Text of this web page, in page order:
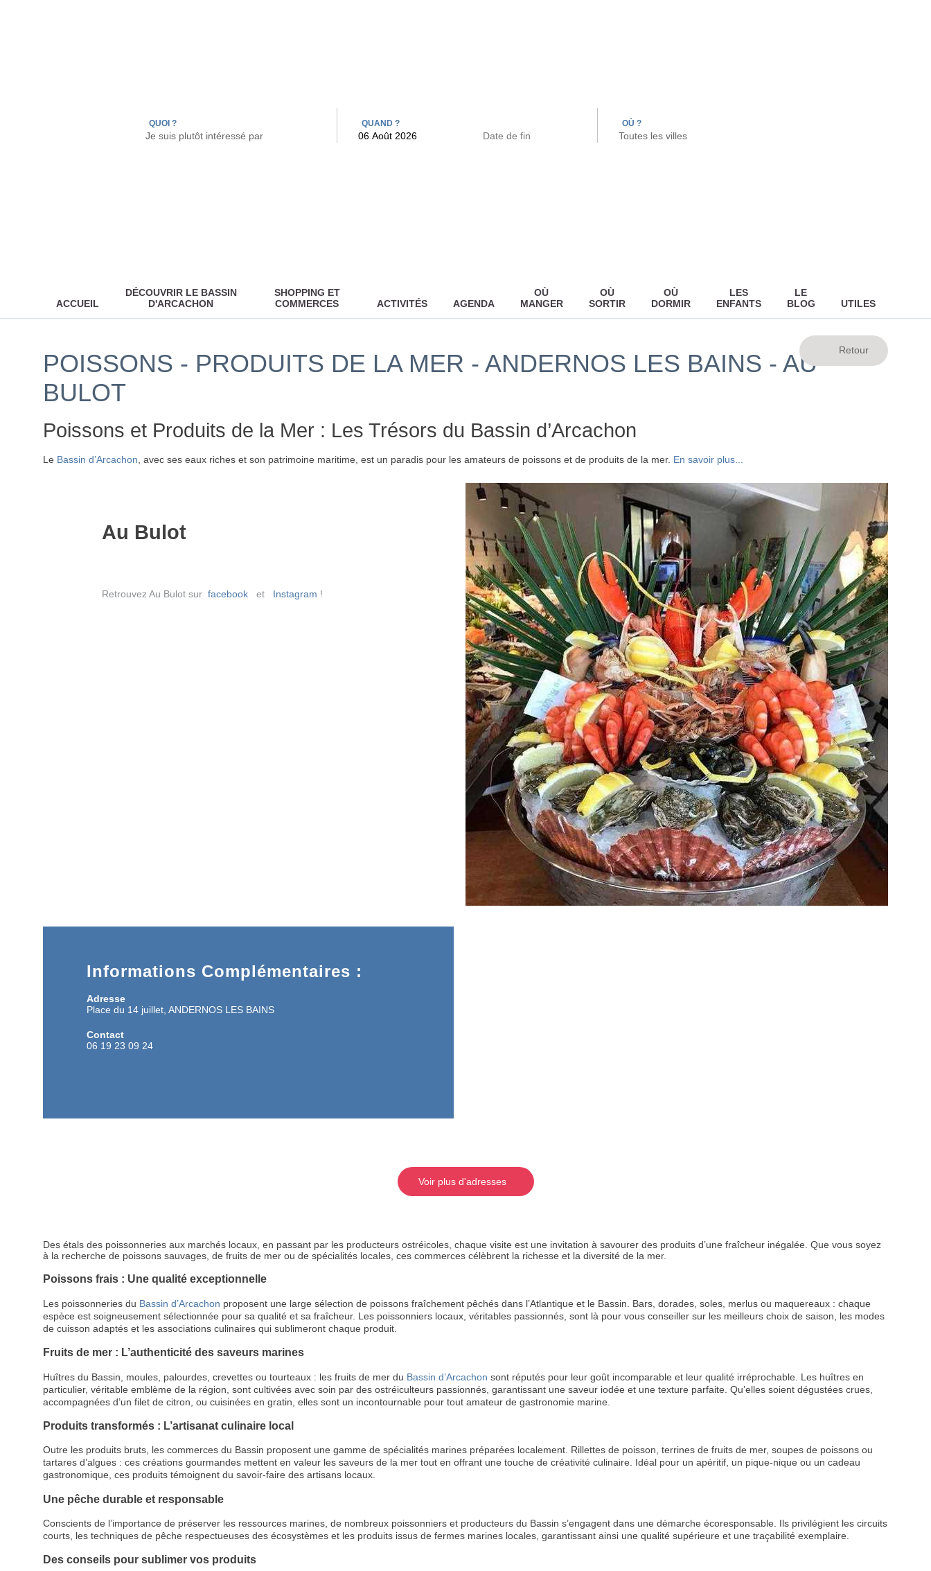
LES
BONS PLANS
QUOI ? QUAND ? OÙ ?
ACCUEIL
DÉCOUVRIR LE BASSIN
D'ARCACHON
SHOPPING ET
COMMERCES
ACTIVITÉS AGENDA
OÙ
MANGER
OÙ
SORTIR
OÙ
DORMIR
LES
ENFANTS
LE
BLOG
UTILES
POISSONS - PRODUITS DE LA MER - ANDERNOS LES BAINS - AU
BULOT
Poissons et Produits de la Mer : Les Trésors du Bassin d’Arcachon
Le Bassin d’Arcachon , avec ses eaux riches et son patrimoine maritime, est un paradis pour les amateurs de poissons et de produits de la mer. En savoir plus...
Au Bulot
Retrouvez Au Bulot sur facebook et Instagram !
Informations Complémentaires :
Adresse
Place du 14 juillet, ANDERNOS LES BAINS
Contact
06 19 23 09 24
Voir plus d'adresses
Des étals des poissonneries aux marchés locaux, en passant par les producteurs ostréicoles, chaque visite est une invitation à savourer des produits d’une fraîcheur inégalée. Que vous soyez
à la recherche de poissons sauvages, de fruits de mer ou de spécialités locales, ces commerces célèbrent la richesse et la diversité de la mer.
Poissons frais : Une qualité exceptionnelle
Les poissonneries du Bassin d’Arcachon proposent une large sélection de poissons fraîchement pêchés dans l’Atlantique et le Bassin. Bars, dorades, soles, merlus ou maquereaux : chaque
espèce est soigneusement sélectionnée pour sa qualité et sa fraîcheur. Les poissonniers locaux, véritables passionnés, sont là pour vous conseiller sur les meilleurs choix de saison, les modes
de cuisson adaptés et les associations culinaires qui sublimeront chaque produit.
Fruits de mer : L’authenticité des saveurs marines
Huîtres du Bassin, moules, palourdes, crevettes ou tourteaux : les fruits de mer du Bassin d’Arcachon sont réputés pour leur goût incomparable et leur qualité irréprochable. Les huîtres en
particulier, véritable emblème de la région, sont cultivées avec soin par des ostréiculteurs passionnés, garantissant une saveur iodée et une texture parfaite. Qu’elles soient dégustées crues,
accompagnées d’un filet de citron, ou cuisinées en gratin, elles sont un incontournable pour tout amateur de gastronomie marine.
Produits transformés : L’artisanat culinaire local
Outre les produits bruts, les commerces du Bassin proposent une gamme de spécialités marines préparées localement. Rillettes de poisson, terrines de fruits de mer, soupes de poissons ou
tartares d’algues : ces créations gourmandes mettent en valeur les saveurs de la mer tout en offrant une touche de créativité culinaire. Idéal pour un apéritif, un pique-nique ou un cadeau
gastronomique, ces produits témoignent du savoir-faire des artisans locaux.
Une pêche durable et responsable
Conscients de l’importance de préserver les ressources marines, de nombreux poissonniers et producteurs du Bassin s’engagent dans une démarche écoresponsable. Ils privilégient les circuits
courts, les techniques de pêche respectueuses des écosystèmes et les produits issus de fermes marines locales, garantissant ainsi une qualité supérieure et une traçabilité exemplaire.
Des conseils pour sublimer vos produits